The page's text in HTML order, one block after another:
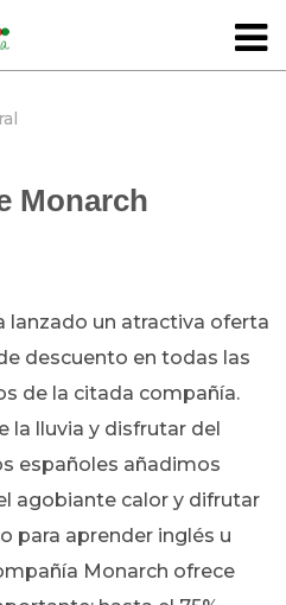
Monarch
lanzado un atractiva oferta
descuento en todas las
de la citada compañía.
la lluvia y disfrutar del
españoles añadimos
agobiante calor y difrutar
para aprender inglés u
Monarch ofrece